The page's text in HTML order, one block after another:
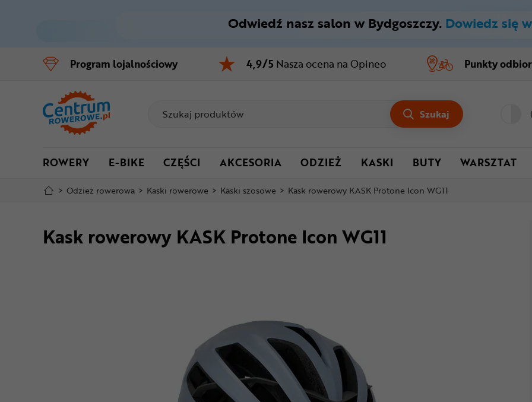
Menu główne
Informacje o produkcie
Do koszyka
Szczegółowe informacje
Mapa strony
Odwiedź nasz salon w Bydgoszczy. Dowiedz się
Program lojalnościowy 4,9/5 Nasza ocena na Opineo Punkty
Szukaj
ROWERY E-BIKE CZĘŚCI AKCESORIA ODZIEŻ KASKI BUTY WARSZTAT
> Odzież rowerowa > Kaski rowerowe > Kaski szosowe > Kask rowerowy KASK Protone Icon WG11
Kask rowerowy KASK Protone Icon WG11